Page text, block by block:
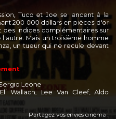
Tuco et Joe se lancent à la
200 000 dollars en pièces d'or
des indices complémentaires sur
Mais un troisième homme
un tueur qui ne recule devant
Leone
Wallach, Lee Van Cleef, Aldo
Partagez vos envies cinéma :